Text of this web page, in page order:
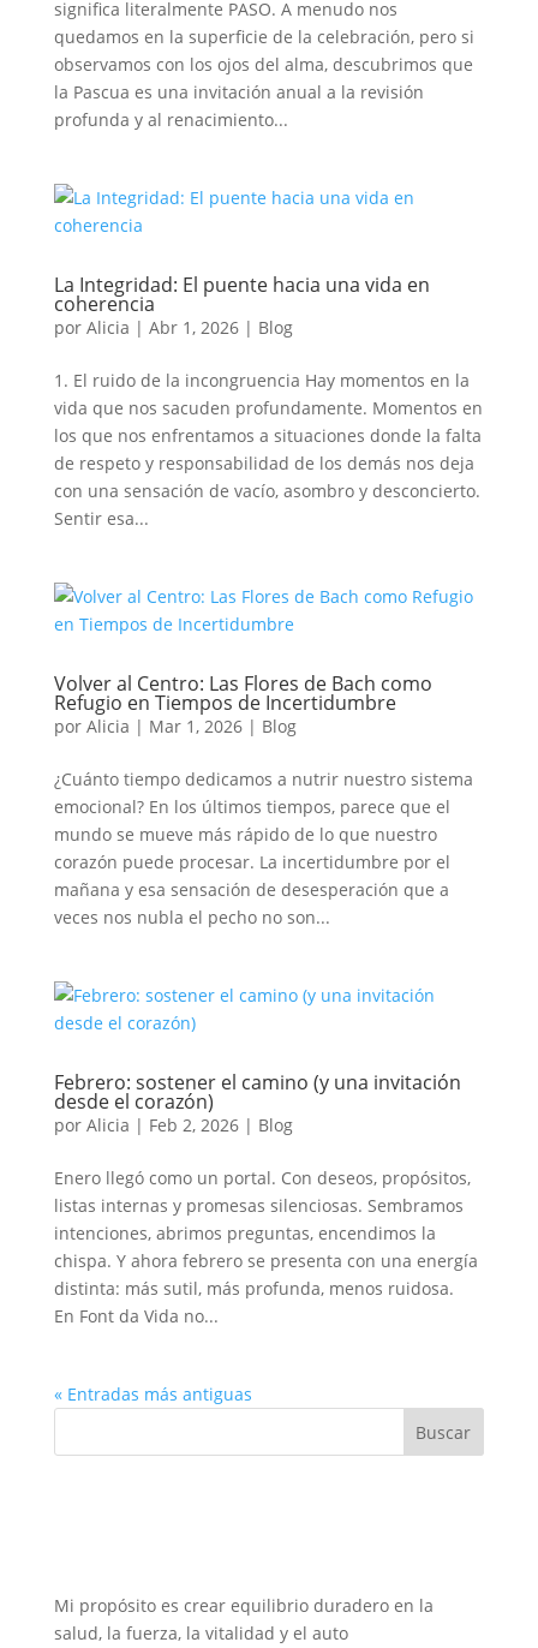
significa literalmente PASO. A menudo nos
quedamos en la superficie de la celebración, pero si
observamos con los ojos del alma, descubrimos que
la Pascua es una invitación anual a la revisión
profunda y al renacimiento...
La Integridad: El puente hacia una vida en
coherencia
por Alicia | Abr 1, 2026| Blog
1. El ruido de la incongruencia Hay momentos en la
vida que nos sacuden profundamente. Momentos en
los que nos enfrentamos a situaciones donde la falta
de respeto y responsabilidad de los demás nos deja
con una sensación de vacío, asombro y desconcierto.
Sentir esa...
Volver al Centro: Las Flores de Bach como
Refugio en Tiempos de Incertidumbre
por Alicia | Mar 1, 2026| Blog
¿Cuánto tiempo dedicamos a nutrir nuestro sistema
emocional? En los últimos tiempos, parece que el
mundo se mueve más rápido de lo que nuestro
corazón puede procesar. La incertidumbre por el
mañana y esa sensación de desesperación que a
veces nos nubla el pecho no son...
Febrero: sostener el camino (y una invitación
desde el corazón)
por Alicia | Feb 2, 2026| Blog
Enero llegó como un portal. Con deseos, propósitos,
listas internas y promesas silenciosas. Sembramos
intenciones, abrimos preguntas, encendimos la
chispa. Y ahora febrero se presenta con una energía
distinta: más sutil, más profunda, menos ruidosa.
En Font da Vida no...
« Entradas más antiguas
Buscar
Mi propósito es crear equilibrio duradero en la
salud, la fuerza, la vitalidad y el auto